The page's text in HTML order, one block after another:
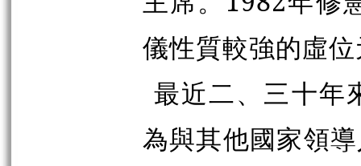
儀性質較強的虛
最近二、三十年
為與其他國家領